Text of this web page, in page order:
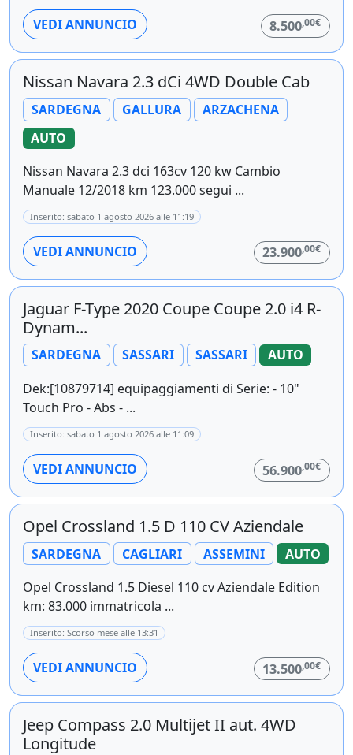
VEDI ANNUNCIO 8.500,00€
Nissan Navara 2.3 dCi 4WD Double Cab
SARDEGNA GALLURA
ARZACHENA
AUTO
Nissan Navara 2.3 dci 163cv 120 kw Cambio
Manuale 12/2018 km 123.000 segui ...
Inserito: sabato 1 agosto 2026 alle 11:19
VEDI ANNUNCIO 23.900,00€
Jaguar F-Type 2020 Coupe Coupe 2.0 i4 R-
Dynam...
SARDEGNA SASSARI SASSARI
AUTO
Dek:[10879714] equipaggiamenti di Serie: - 10"
Touch Pro - Abs - ...
Inserito: sabato 1 agosto 2026 alle 11:09
VEDI ANNUNCIO 56.900,00€
Opel Crossland 1.5 D 110 CV Aziendale
SARDEGNA CAGLIARI ASSEMINI
AUTO
Opel Crossland 1.5 Diesel 110 cv Aziendale Edition
km: 83.000 immatricola ...
Inserito: Scorso mese alle 13:31
VEDI ANNUNCIO 13.500,00€
Jeep Compass 2.0 Multijet II aut. 4WD
Longitude